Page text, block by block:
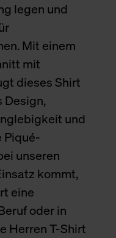
legen und
Mit einem
mit
dieses Shirt
Design,
und
Piqué-
unseren
kommt,
eine
oder in
Herren T-Shirt